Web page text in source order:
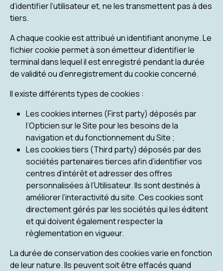
d’identifier l’utilisateur et, ne les transmettent pas à des
tiers.
A chaque cookie est attribué un identifiant anonyme. Le
fichier cookie permet à son émetteur d’identifier le
terminal dans lequel il est enregistré pendant la durée
de validité ou d’enregistrement du cookie concerné.
Il existe différents types de cookies :
Les cookies internes (First party) déposés par
l’Opticien sur le Site pour les besoins de la
navigation et du fonctionnement du Site ;
Les cookies tiers (Third party) déposés par des
sociétés partenaires tierces afin d’identifier vos
centres d’intérêt et adresser des offres
personnalisées à l’Utilisateur. Ils sont destinés à
améliorer l’interactivité du site. Ces cookies sont
directement gérés par les sociétés qui les éditent
et qui doivent également respecter la
règlementation en vigueur.
La durée de conservation des cookies varie en fonction
de leur nature. Ils peuvent soit être effacés quand